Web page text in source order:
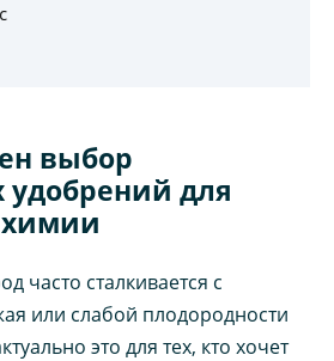
выбор
для
часто сталкивается с
или слабой плодородности
это для тех, кто хочет